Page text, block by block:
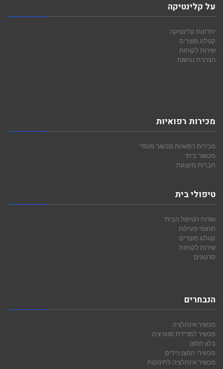
על קלינטיקה
יתרונות קלינטיקה
קטלוג מוצרים
שירות לקוחות
הצהרת נגישות
מכירות רפואיות
מכירות רפואיות מכשור מוסדי
מכשור ביתי
חברות מיוצגות
טיפולי בית
אודות הטיפול הביתי
תחומי פעילות
קטלוג מוצרים
שירות לקוחות
סרטונים
הנבחרים
מכשיר אינהלציה
מכשיר למדידת סטורציה
בלון חמצן
מכשירי חמצן ניידים
מכשיר אינהלציה לתינוקות